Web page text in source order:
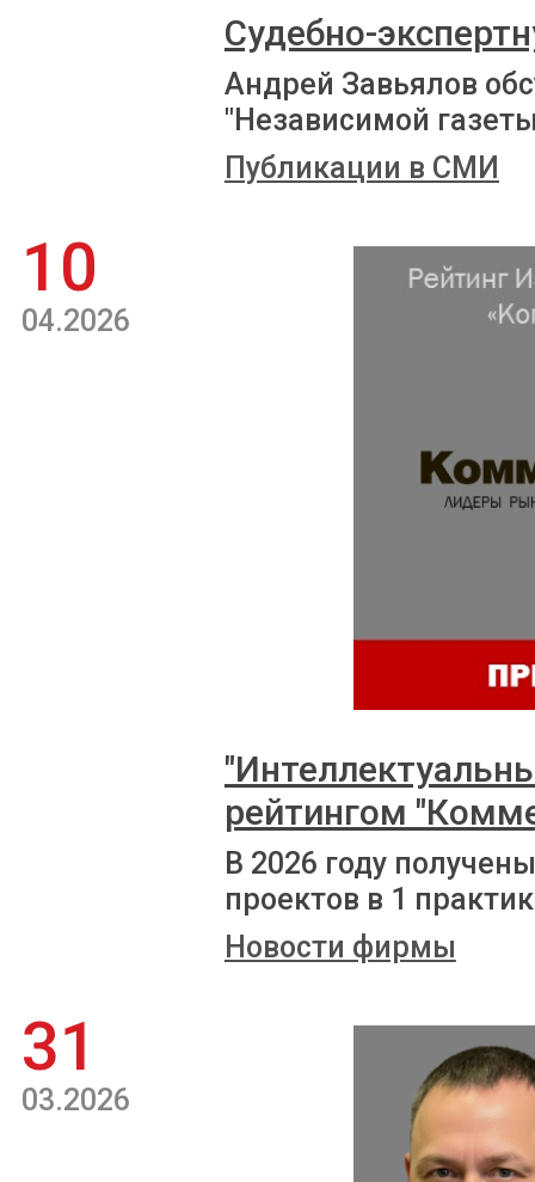
Судебно-
Андрей Завьялов
"Независимой
Публикации в СМИ
10
04.2026
рейтингом
В 2026 году
проектов в 1
Новости фирмы
31
03.2026